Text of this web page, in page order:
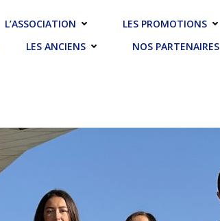
L’ASSOCIATION LES PROMOTIONS
LES ANCIENS NOS PARTENAIRES